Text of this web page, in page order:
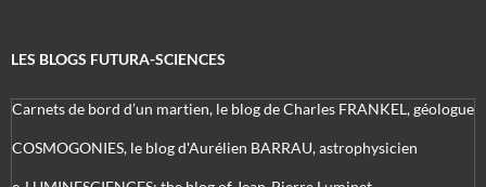
LES BLOGS FUTURA-SCIENCES
Carnets de bord d’un martien, le blog de Charles FRANKEL, géologue
COSMOGONIES, le blog d'Aurélien BARRAU, astrophysicien